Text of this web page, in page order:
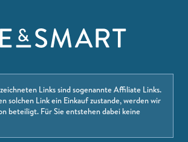
Links sind sogenannte Affiliate Links.
solchen Link ein Einkauf zustande, werden wir
beteiligt. Für Sie entstehen dabei keine